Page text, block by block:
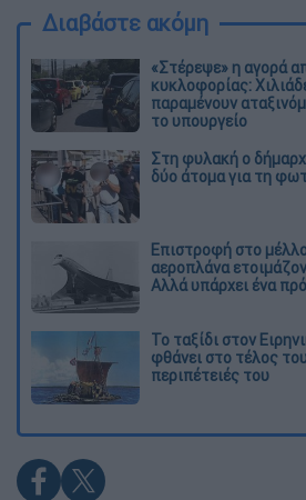
Διαβάστε ακόμη
«Στέρεψε» η αγορά
κυκλοφορίας:
παραμένουν
το υπουργείο
Στη φυλακή ο
δύο άτομα για τη
Επιστροφή στο
αεροπλάνα
Αλλά υπάρχει ένα
Το ταξίδι στον
φθάνει στο τέλος
περιπέτειές του